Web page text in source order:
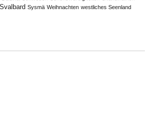
Svalbard Sysmä Weihnachten westliches Seenland